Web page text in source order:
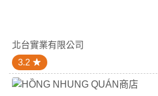
北台實業有限公司
3.2